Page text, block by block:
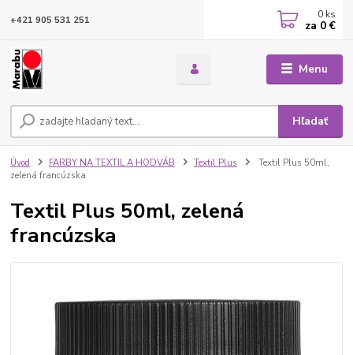
Menu
Hľadať
+421 905 531 251 0 ks
za 0 €
Úvod FARBY NA TEXTIL A HODVÁB Textil Plus
Textil Plus 50ml,
zelená francúzska
Textil Plus 50ml, zelená
francúzska